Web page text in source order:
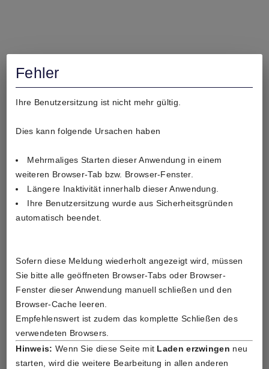
Fehler
Ihre Benutzersitzung ist nicht mehr gültig.
Dies kann folgende Ursachen haben
Mehrmaliges Starten dieser Anwendung in einem
weiteren Browser-Tab bzw. Browser-Fenster.
Längere Inaktivität innerhalb dieser Anwendung.
Ihre Benutzersitzung wurde aus Sicherheitsgründen
automatisch beendet.
Sofern diese Meldung wiederholt angezeigt wird, müssen
Sie bitte alle geöffneten Browser-Tabs oder Browser-
Fenster dieser Anwendung manuell schließen und den
Browser-Cache leeren.
Empfehlenswert ist zudem das komplette Schließen des
verwendeten Browsers.
Hinweis: Wenn Sie diese Seite mit Laden erzwingen neu
starten, wird die weitere Bearbeitung in allen anderen